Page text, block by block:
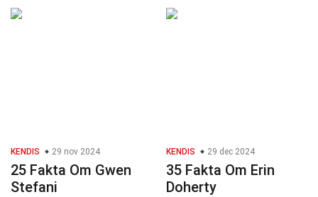
KENDIS 29 nov 2024
25 Fakta Om Gwen
Stefani
KENDIS 29 dec 2024
35 Fakta Om Erin
Doherty